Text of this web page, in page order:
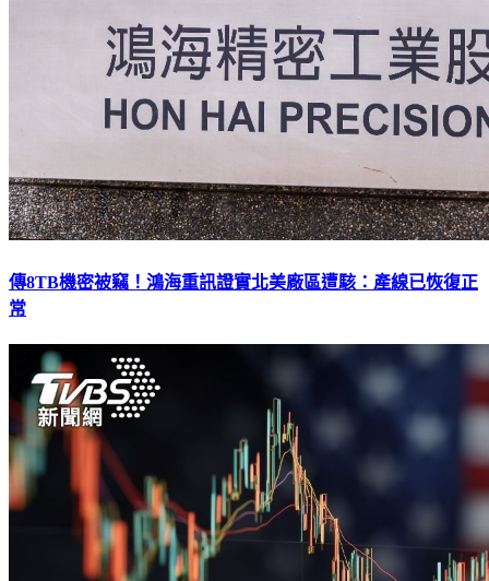
傳8TB機密被竊！鴻海重訊證實北美廠區遭駭：產線已恢復正
常